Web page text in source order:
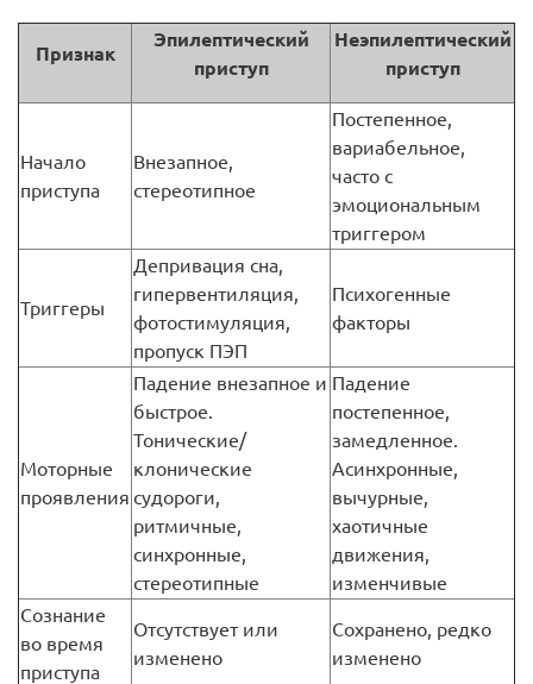
Признак
Эпилептический
приступ
Неэпилептический
приступ
Начало
приступа
Внезапное,
стереотипное
Постепенное,
вариабельное,
часто с
эмоциональным
триггером
Триггеры
Депривация сна,
гипервентиляция,
фотостимуляция,
пропуск ПЭП
Психогенные
факторы
Моторные
проявления
Падение внезапное и
быстрое.
Тонические/
клонические
судороги,
ритмичные,
синхронные,
стереотипные
Падение
постепенное,
замедленное.
Асинхронные,
вычурные,
хаотичные
движения,
изменчивые
Сознание
во время
приступа
Отсутствует или
изменено
Сохранено, редко
изменено